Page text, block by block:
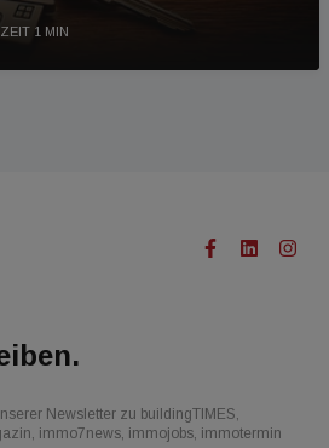
1 MIN
Newsletter zu buildingTIMES,
immo7news, immojobs, immotermin